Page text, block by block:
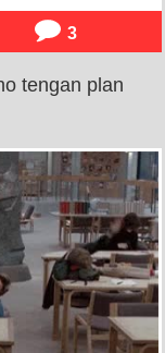
3
tengan plan